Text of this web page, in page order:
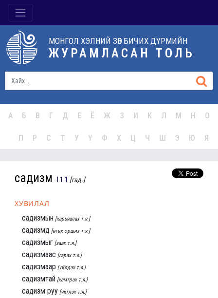
МОНГОЛ ХЭЛНИЙ ЗӨВ БИЧИХ ДҮРМИЙН
ЖУРАМЛАСАН ТОЛЬ
А Б В Г Д Е Ё Ж З И К Л М Н О
П Р С Т У Ү Ф Х Ц Ч Ш Э Ю Я
садизм I.1.1 [гад.]
ХУВИЛАЛ
садизмын [харьяалах т.я.]
садизмд [өгөх орших т.я.]
садизмыг [заах т.я.]
садизмаас [гарах т.я.]
садизмаар [үйлдэх т.я.]
садизмтай [хамтрах т.я.]
садизм руу [чиглэх т.я.]